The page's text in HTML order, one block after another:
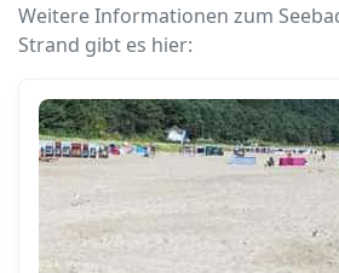
Weitere Informationen zum
Strand gibt es hier: